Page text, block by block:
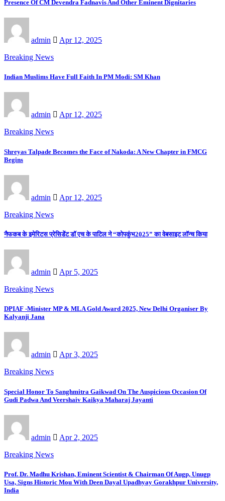
Presence Of CM Devendra Fadnavis And Other Eminent Dignitaries
admin
Apr 12, 2025
Breaking News
Indian Muslims Have Full Faith In PM Modi: SM Khan
admin
Apr 12, 2025
Breaking News
Shreyas Talpade Becomes the Face of Nakoda: A New Chapter in FMCG
Begins
admin
Apr 12, 2025
Breaking News
नैफकब के इमेरिटस प्रेसिडेंट डॉ एच के पाटिल ने “कोपकुंभ2025” का वेबसाइट लॉन्च किया
admin
Apr 5, 2025
Breaking News
DPIAF -Minister MP & MLA Gold Award 2025, New Delhi Organiser By
Kalyanji Jana
admin
Apr 3, 2025
Breaking News
Special Honor To Sanghmitra Gaikwad On The Auspicious Occasion Of
Gudi Padwa And Veershaiv Kaikya Maharaj Jayanti
admin
Apr 2, 2025
Breaking News
Prof. Dr. Madhu Krishan, Eminent Scientist & Chairman Of Augp, Unugp
Usa, Signs Historic Mou With Deen Dayal Upadhyay Gorakhpur University,
India